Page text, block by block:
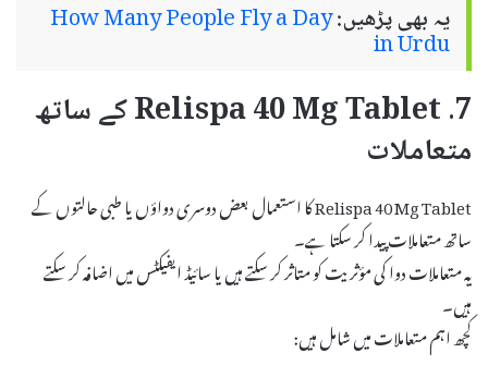
یہ بھی پڑھیں:How Many People Fly a Day
in Urdu
7. Relispa 40 Mg Tablet کے ساتھ
متعاملات
Relispa 40 Mg Tablet کا استعمال بعض دوسری دواؤں یا طبی حالتوں کے
ساتھ متعاملات پیدا کر سکتا ہے۔
یہ متعاملات دوا کی مؤثریت کو متاثر کر سکتے ہیں یا سائیڈ ایفیکٹس میں اضافہ کر سکتے
ہیں۔
کچھ اہم متعاملات میں شامل ہیں: